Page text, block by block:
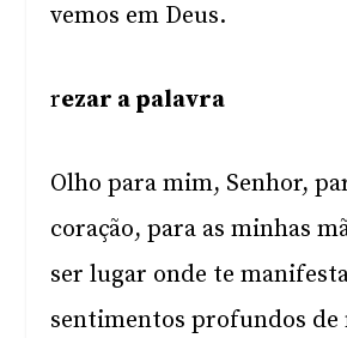
vemos em Deus.
rezar a palavra
Olho para mim, Senhor,
coração, para as minhas
ser lugar onde te
sentimentos profundos